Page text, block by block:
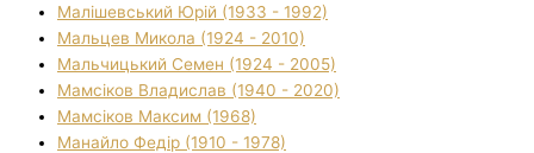
Малішевський Юрій (1933 - 1992)
Мальцев Микола (1924 - 2010)
Мальчицький Семен (1924 - 2005)
Мамсіков Владислав (1940 - 2020)
Мамсіков Максим (1968)
Манайло Федір (1910 - 1978)